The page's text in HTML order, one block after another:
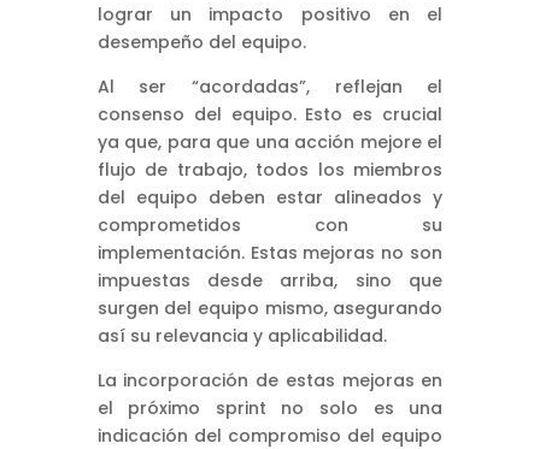
lograr un impacto positivo en el
desempeño del equipo.
Al ser “acordadas”, reflejan el
consenso del equipo. Esto es crucial
ya que, para que una acción mejore el
flujo de trabajo, todos los miembros
del equipo deben estar alineados y
comprometidos con su
implementación. Estas mejoras no son
impuestas desde arriba, sino que
surgen del equipo mismo, asegurando
así su relevancia y aplicabilidad.
La incorporación de estas mejoras en
el próximo sprint no solo es una
indicación del compromiso del equipo